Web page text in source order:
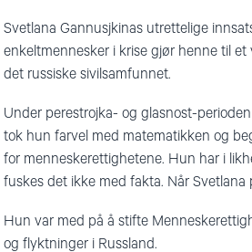
Svetlana Gannusjkinas utrettelige
enkeltmennesker i krise gjør henne til et
det russiske sivilsamfunnet.
Under perestrojka- og glasnost-
tok hun farvel med matematikken og
for menneskerettighetene. Hun har i
fuskes det ikke med fakta. Når
Hun var med på å stifte
og flyktninger i Russland.